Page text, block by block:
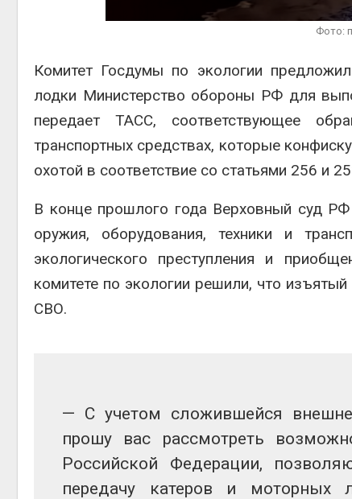
Фото:
Комитет Госдумы по экологии
лодки Министерство обороны РФ для
передает ТАСС, соответствующее
транспортных средствах, которые
охотой в соответствие со статьями 256 и
В конце прошлого года Верховный суд РФ
оружия, оборудования, техники и
экологического преступления и
комитете по экологии решили, что
СВО.
— С учетом сложившейся
прошу вас рассмотреть
Российской Федерации,
передачу катеров и моторных
ликвидируют
химикатов после пожара
Авг 6, 2026 Авг 6, 2026